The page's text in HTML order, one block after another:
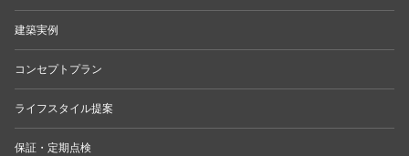
建築実例
コンセプトプラン
ライフスタイル提案
保証・定期点検